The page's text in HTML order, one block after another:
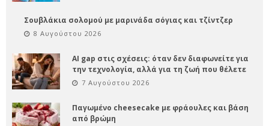
Σουβλάκια σολομού με μαρινάδα σόγιας και τζίντζερ
8 Αυγούστου 2026
AI gap στις σχέσεις: όταν δεν διαφωνείτε για
την τεχνολογία, αλλά για τη ζωή που θέλετε
7 Αυγούστου 2026
Παγωμένο cheesecake με φράουλες και βάση
από βρώμη